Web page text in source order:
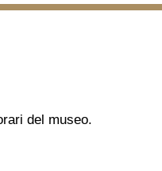
del museo.